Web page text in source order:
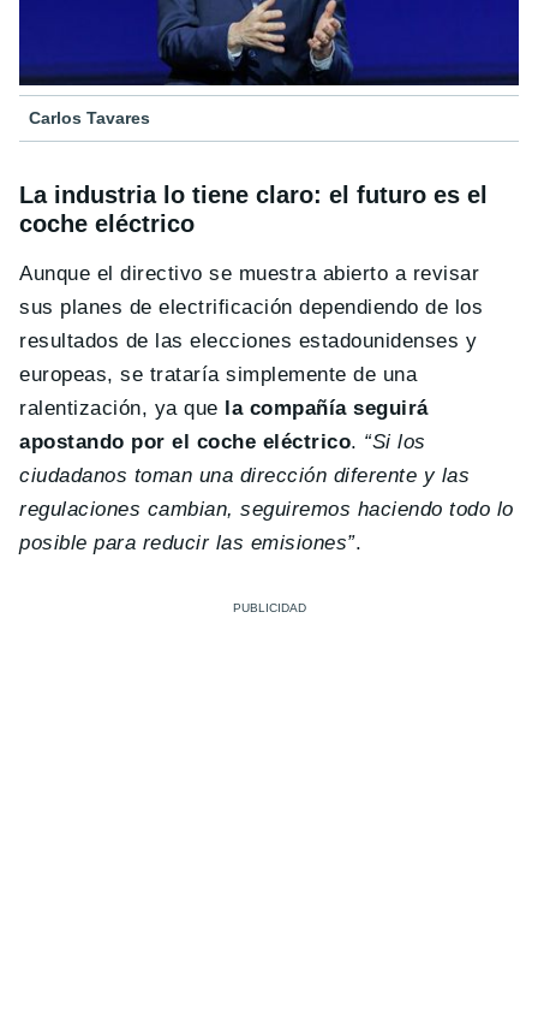
Carlos Tavares
La industria lo tiene claro: el futuro es el
coche eléctrico
Aunque el directivo se muestra abierto a revisar
sus planes de electrificación dependiendo de los
resultados de las elecciones estadounidenses y
europeas, se trataría simplemente de una
ralentización, ya que la compañía seguirá
apostando por el coche eléctrico. “Si los
ciudadanos toman una dirección diferente y las
regulaciones cambian, seguiremos haciendo todo lo
posible para reducir las emisiones”.